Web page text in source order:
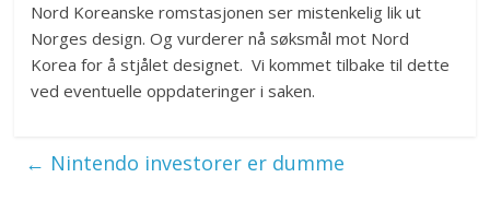
Nord Koreanske romstasjonen ser mistenkelig lik ut
Norges design. Og vurderer nå søksmål mot Nord
Korea for å stjålet designet. Vi kommet tilbake til dette
ved eventuelle oppdateringer i saken.
← Nintendo investorer er dumme